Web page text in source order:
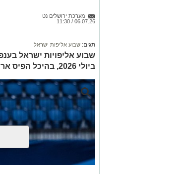
מערכת ירושלים נט
06.07.26 / 11:30
תגים: שבוע אליפות ישראל
ביולי 2026, בהיכל הפיס ארנה בירושלים. כניסה לקהל הרחב חופשית